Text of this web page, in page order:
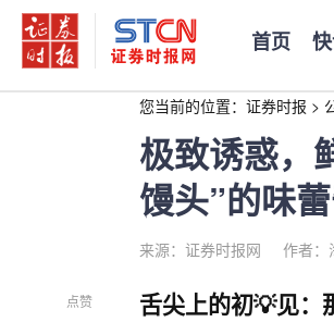
首页
您当前的位置： 证券时报 >
极致诱惑，
馒头”的味
来源：证券时报网 作者：
点赞 舌尖上的初💡见：